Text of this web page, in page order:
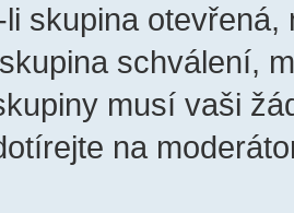
skupina
schválení,
musí vaši
na